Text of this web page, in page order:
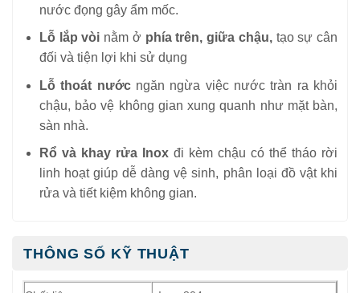
nước đọng gây ẩm mốc.
Lỗ lắp vòi nằm ở phía trên, giữa chậu, tạo sự cân
đối và tiện lợi khi sử dụng
Lỗ thoát nướcngăn ngừa việc nước tràn ra khỏi
chậu, bảo vệ không gian xung quanh như mặt bàn,
sàn nhà.
Rổ và khay rửa Inox đi kèm chậu có thể tháo rời
linh hoạt giúp dễ dàng vệ sinh, phân loại đồ vật khi
rửa và tiết kiệm không gian.
THÔNG SỐ KỸ THUẬT